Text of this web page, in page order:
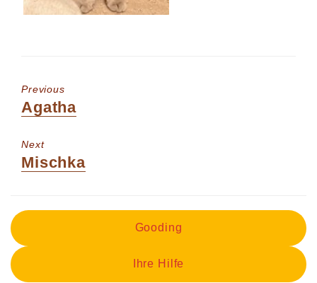
Previous
Previous
Agatha
Next
Next
Mischka
Gooding
Ihre Hilfe